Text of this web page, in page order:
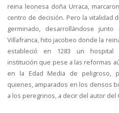
reina leonesa doña Urraca,
centro de decisión. Pero la vitalidad
germinado, desarrollándose
Villafranca, hito jacobeo donde la
estableció en 1283 un hospital
institución que pese a las reformas
en la Edad Media de peligroso,
quienes, amparados en los densos
a los peregrinos, a decir del autor del